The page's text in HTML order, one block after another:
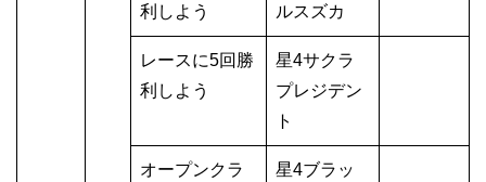
利しよう
ルスズカ
レースに5回勝
利しよう
星4サクラ
プレジデン
ト
オープンクラ
星4ブラッ